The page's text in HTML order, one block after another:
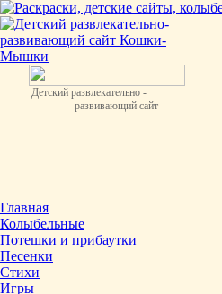
Детский развлекательно -
развивающий сайт
Главная
Колыбельные
Потешки и прибаутки
Песенки
Стихи
Игры